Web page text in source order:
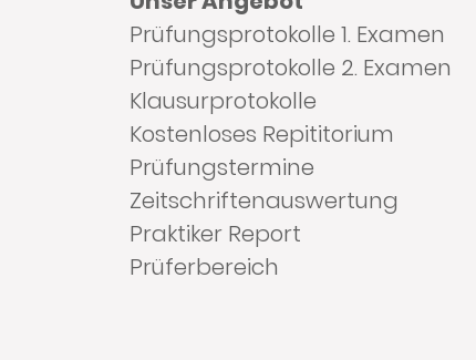
Prüfungsprotokolle 1. Examen
Prüfungsprotokolle 2. Examen
Klausurprotokolle
Kostenloses Repititorium
Prüfungstermine
Zeitschriftenauswertung
Praktiker Report
Prüferbereich